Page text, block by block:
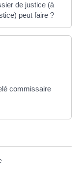
de justice (à
peut faire ?
commissaire